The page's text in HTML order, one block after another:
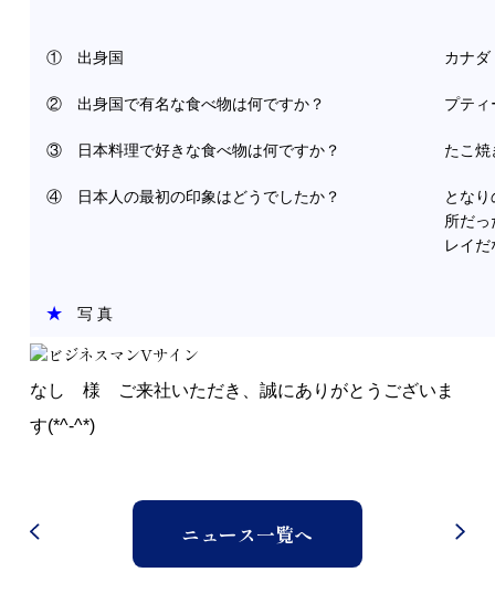
① 出身国 カナダ
② 出身国で有名な食べ物は何ですか？ プティ
③ 日本料理で好きな食べ物は何ですか？ たこ焼
④ 日本人の最初の印象はどうでしたか？
とな
所だ
レイ
★ 写 真
なし 様 ご来社いただき、誠にありがとうございま
す(*^-^*)
ニュース一覧へ